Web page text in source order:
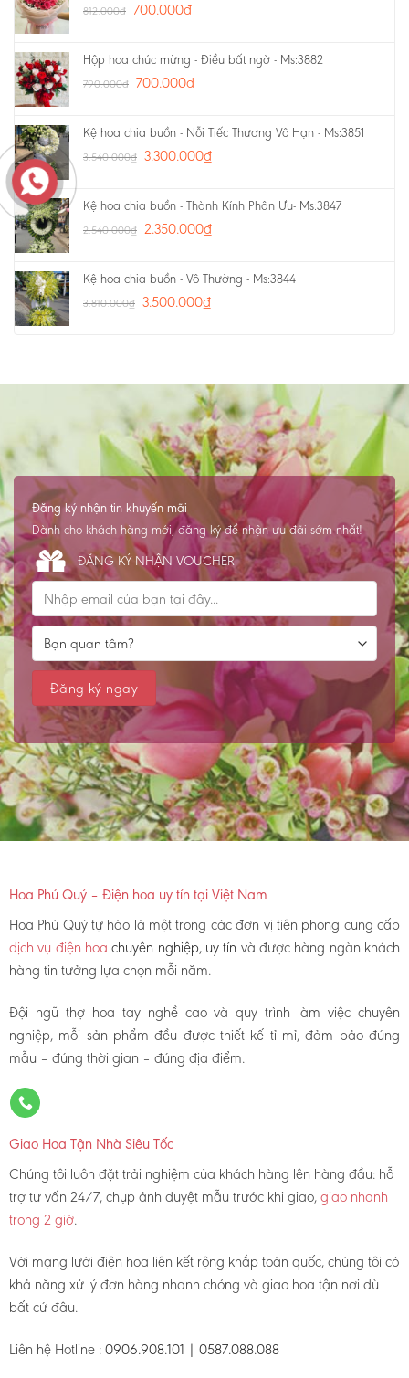
812.000₫ 700.000₫
Hộp hoa chúc mừng - Điều bất ngờ - Ms:3882
790.000₫ 700.000₫
Kệ hoa chia buồn - Nỗi Tiếc Thương Vô Hạn - Ms:3851
3.540.000₫ 3.300.000₫
Kệ hoa chia buồn - Thành Kính Phân Ưu- Ms:3847
2.540.000₫ 2.350.000₫
Kệ hoa chia buồn - Vô Thường - Ms:3844
3.810.000₫ 3.500.000₫
Đăng ký nhận tin khuyến mãi
Dành cho khách hàng mới, đăng ký để nhận ưu đãi sớm nhất!
ĐĂNG KÝ NHẬN VOUCHER
Hoa Phú Quý – Điện hoa uy tín tại Việt Nam
Hoa Phú Quý tự hào là một trong các đơn vị tiên phong cung cấp
dịch vụ điện hoachuyên nghiệp, uy tín và được hàng ngàn khách
hàng tin tưởng lựa chọn mỗi năm.
Đội ngũ thợ hoa tay nghề cao và quy trình làm việc chuyên
nghiệp, mỗi sản phẩm đều được thiết kế tỉ mỉ, đảm bảo đúng
mẫu – đúng thời gian – đúng địa điểm.
Giao Hoa Tận Nhà Siêu Tốc
Chúng tôi luôn đặt trải nghiệm của khách hàng lên hàng đầu: hỗ
trợ tư vấn 24/7, chụp ảnh duyệt mẫu trước khi giao,giao nhanh
trong 2 giờ.
Với mạng lưới điện hoa liên kết rộng khắp toàn quốc, chúng tôi có
khả năng xử lý đơn hàng nhanh chóng và giao hoa tận nơi dù
bất cứ đâu.
Liên hệ Hotline : 0906.908.101 | 0587.088.088